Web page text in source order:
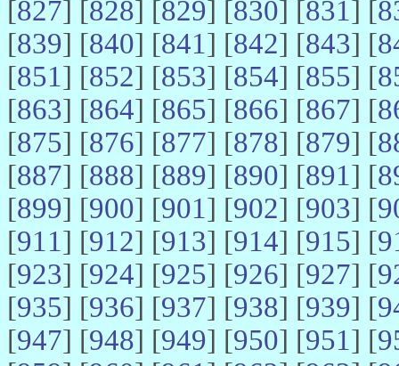
[827] [828] [829] [830] [831] [
[839] [840] [841] [842] [843] [
[851] [852] [853] [854] [855] [
[863] [864] [865] [866] [867] [
[875] [876] [877] [878] [879] [
[887] [888] [889] [890] [891] [
[899] [900] [901] [902] [903] [
[911] [912] [913] [914] [915] [
[923] [924] [925] [926] [927] [
[935] [936] [937] [938] [939] [
[947] [948] [949] [950] [951] [